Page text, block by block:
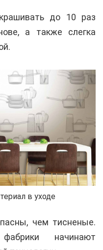
до 10 раз
а также слегка
в уходе
чем тисненые.
начинают